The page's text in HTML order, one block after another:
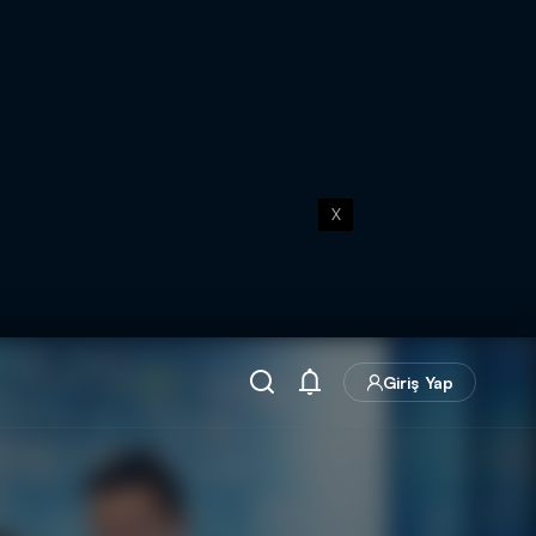
X
Giriş Yap